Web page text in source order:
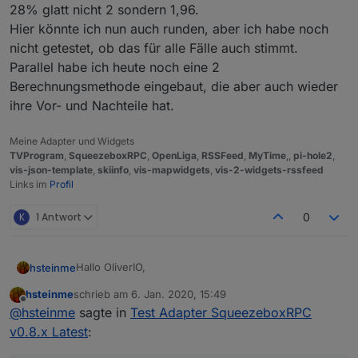
28% glatt nicht 2 sondern 1,96.
Hier könnte ich nun auch runden, aber ich habe noch
nicht getestet, ob das für alle Fälle auch stimmt.
Parallel habe ich heute noch eine 2
Berechnungsmethode eingebaut, die aber auch wieder
ihre Vor- und Nachteile hat.
Meine Adapter und Widgets
TVProgram, SqueezeboxRPC, OpenLiga, RSSFeed, MyTime,, pi-hole2,
vis-json-template, skiinfo, vis-mapwidgets, vis-2-widgets-rssfeed
Links im Profil
K 1 Antwort 0
hsteinmeHallo OliverIO,
seit über 12 Jahren bin ich ein bekennender
SqueezeBox-Anhänger. Ich hatte oder habe noch die
folgenden SqueezeBox-Varianten im Einsatz:
Offline
hsteinmeschrieb am 6. Jan. 2020, 15:49
zuletzt editiert von
@hsteinme sagte in Test Adapter SqueezeboxRPC
v0.8.x Latest: